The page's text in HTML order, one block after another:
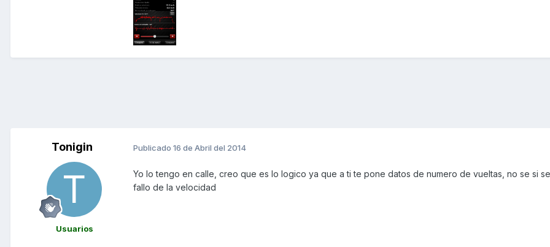
Tonigin
Usuarios
Publicado 16 de Abril del 2014
Yo lo tengo en calle, creo que es lo logico ya que a ti te pone datos de numero de vueltas, no se si
fallo de la velocidad